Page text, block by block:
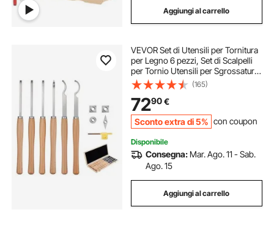
Aggiungi al carrello
VEVOR Set di Utensili per Tornitura
per Legno 6 pezzi, Set di Scalpelli
per Tornio Utensili per Sgrossatura
Finitura, Set di Strumenti per
Tornitura Lavorazione del Legno Fai
da te
(165)
7290€
Sconto extra di 5% con coupon
Disponibile
Consegna: Mar. Ago. 11 - Sab.
Ago. 15
Aggiungi al carrello